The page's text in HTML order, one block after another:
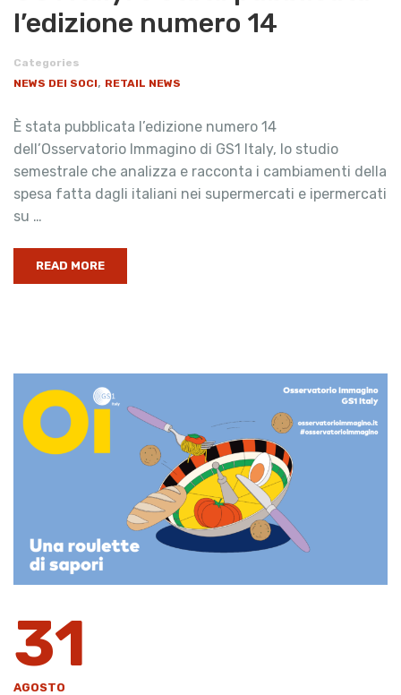
l’edizione numero 14
Categories
NEWS DEI SOCI, RETAIL NEWS
È stata pubblicata l’edizione numero 14
dell’Osservatorio Immagino di GS1 Italy, lo studio
semestrale che analizza e racconta i cambiamenti della
spesa fatta dagli italiani nei supermercati e ipermercati
su …
READ MORE
31
AGOSTO